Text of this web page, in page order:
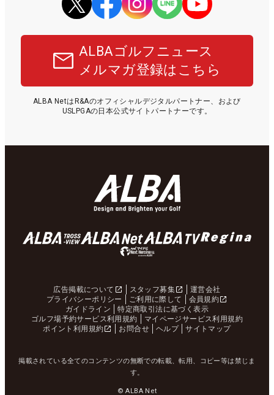
ALBAゴルフニュース
メルマガ登録はこちら
ALBA NetはR&Aのオフィシャルデジタルパートナー、および
USLPGAの日本公式サイトパートナーです。
広告掲載について スタッフ募集
運営会社
プライバシーポリシー
ご利用に際して
会員規約
ガイドライン
特定商取引法に基づく表示
ゴルフ場予約サービス利用規約
マイページサービス利用規約
ポイント利用規約
お問合せ ヘルプ サイトマップ
掲載されている全てのコンテンツの無断での転載、転用、コピー等は禁じま
す。
© ALBA Net